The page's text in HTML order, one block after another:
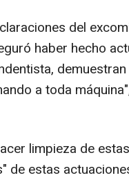
del
haber hecho
a toda
limpieza de
de estas